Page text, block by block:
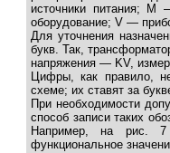
источники питания; М
оборудование; V —
Для уточнения
букв. Так,
напряжения — KV,
Цифры, как правило,
схеме; их ставят за
При необходимости
способ записи таких
Например, на рис. 7
функциональное